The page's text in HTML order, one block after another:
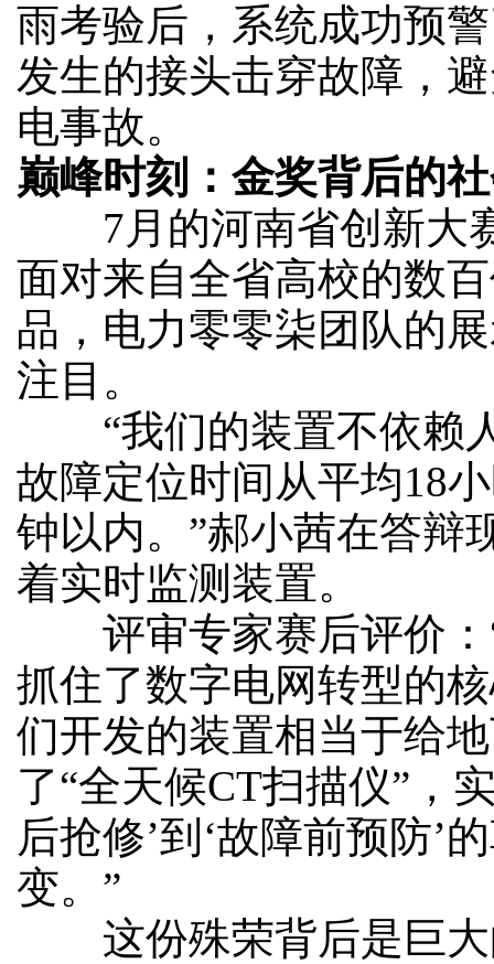
雨考验后，系统成功预
发生的接头击穿故障，
电事故。
巅峰时刻：金奖背后的
7月的河南省创新大
面对来自全省高校的数
品，电力零零柒团队的
注目。
“我们的装置不依赖
故障定位时间从平均18
钟以内。”郝小茜在答辩
着实时监测装置。
评审专家赛后评价：
抓住了数字电网转型的
们开发的装置相当于给
了“全天候CT扫描仪”，
后抢修’到‘故障前预防’
变。”
这份殊荣背后是巨大